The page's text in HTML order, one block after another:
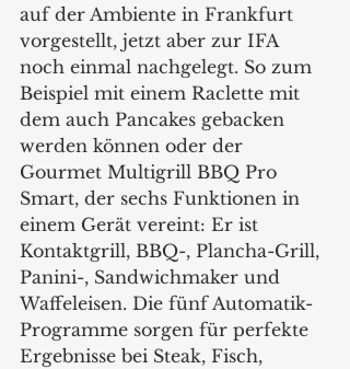
auf der Ambiente in Frankfurt
vorgestellt, jetzt aber zur IFA
noch einmal nachgelegt. So zum
Beispiel mit einem Raclette mit
dem auch Pancakes gebacken
werden können oder der
Gourmet Multigrill BBQ Pro
Smart, der sechs Funktionen in
einem Gerät vereint: Er ist
Kontaktgrill, BBQ-, Plancha-Grill,
Panini-, Sandwichmaker und
Waffeleisen. Die fünf Automatik-
Programme sorgen für perfekte
Ergebnisse bei Steak, Fisch,